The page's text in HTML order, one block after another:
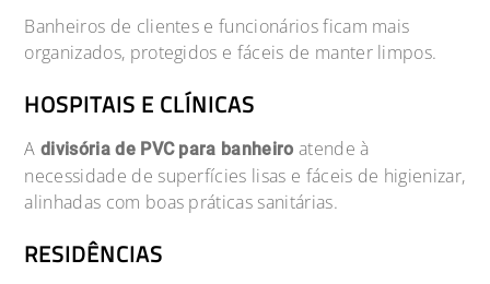
Banheiros de clientes e funcionários ficam mais
organizados, protegidos e fáceis de manter limpos.
HOSPITAIS E CLÍNICAS
A divisória de PVC para banheiro atende à
necessidade de superfícies lisas e fáceis de higienizar,
alinhadas com boas práticas sanitárias.
RESIDÊNCIAS